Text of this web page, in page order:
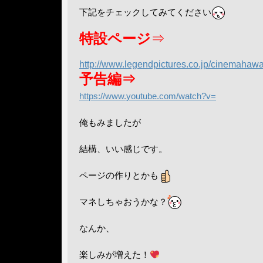
下記をチェックしてみてください
特設ページ⇒
http://www.legendpictures.co.jp/
予告編⇒
https://www.youtube.com/watch?v=
俺もみましたが
結構、いい感じです。
ページの作りとかも
マネしちゃおうかな？
なんか、
楽しみが増えた！